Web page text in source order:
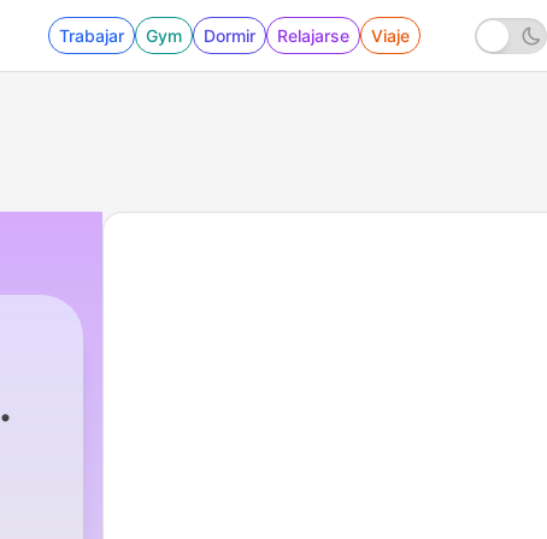
Trabajar Gym Dormir Relajarse Viaje